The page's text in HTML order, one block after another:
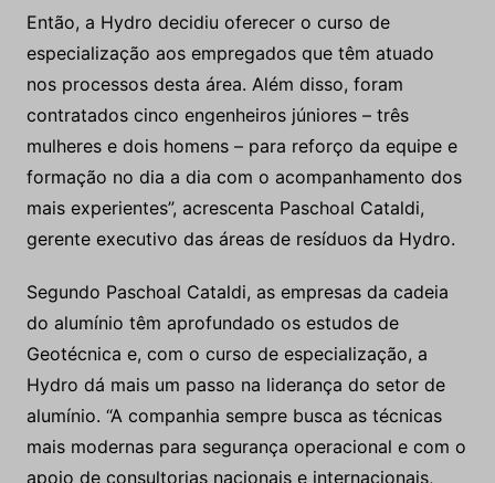
na mina de bauxita da Mineração Paragominas e na
refinaria de alumina Alunorte. “Não há graduação
em Engenharia Geotécnica no Estado do Pará.
Então, a Hydro decidiu oferecer o curso de
especialização aos empregados que têm atuado
nos processos desta área. Além disso, foram
contratados cinco engenheiros júniores – três
mulheres e dois homens – para reforço da equipe e
formação no dia a dia com o acompanhamento dos
mais experientes”, acrescenta Paschoal Cataldi,
gerente executivo das áreas de resíduos da Hydro.
Segundo Paschoal Cataldi, as empresas da cadeia
do alumínio têm aprofundado os estudos de
Geotécnica e, com o curso de especialização, a